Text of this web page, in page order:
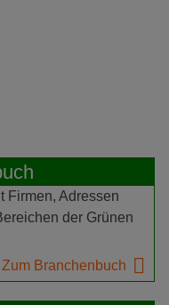
Firmen, Adressen
der Grünen
Zum Branchenbuch